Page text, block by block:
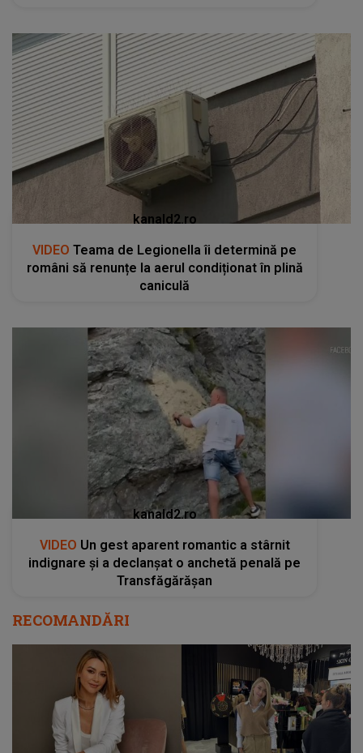
kanald2.ro
VIDEO Teama de Legionella îi determină pe
români să renunțe la aerul condiționat în plină
caniculă
kanald2.ro
VIDEO Un gest aparent romantic a stârnit
indignare și a declanșat o anchetă penală pe
Transfăgărășan
RECOMANDĂRI